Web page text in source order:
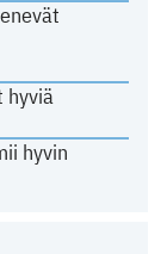
hyviä
hyvin